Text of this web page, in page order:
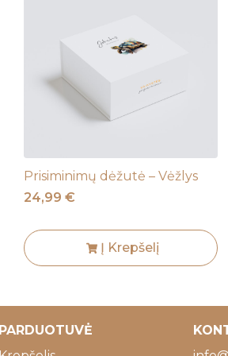
Prisiminimų dėžutė – Vėžlys
24,99€
Į Krepšelį
PARDUOTUVĖ